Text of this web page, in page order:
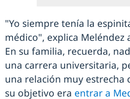
"Yo siempre tenía la
médico", explica Meléndez
En su familia, recuerda,
una carrera universitaria,
una relación muy estrecha
su objetivo era entrar a